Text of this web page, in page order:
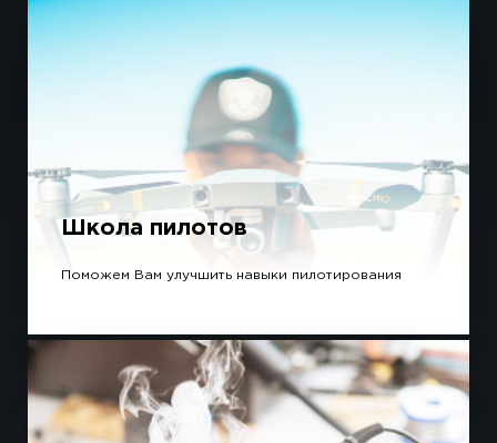
Школа пилотов
Поможем Вам улучшить навыки пилотирования